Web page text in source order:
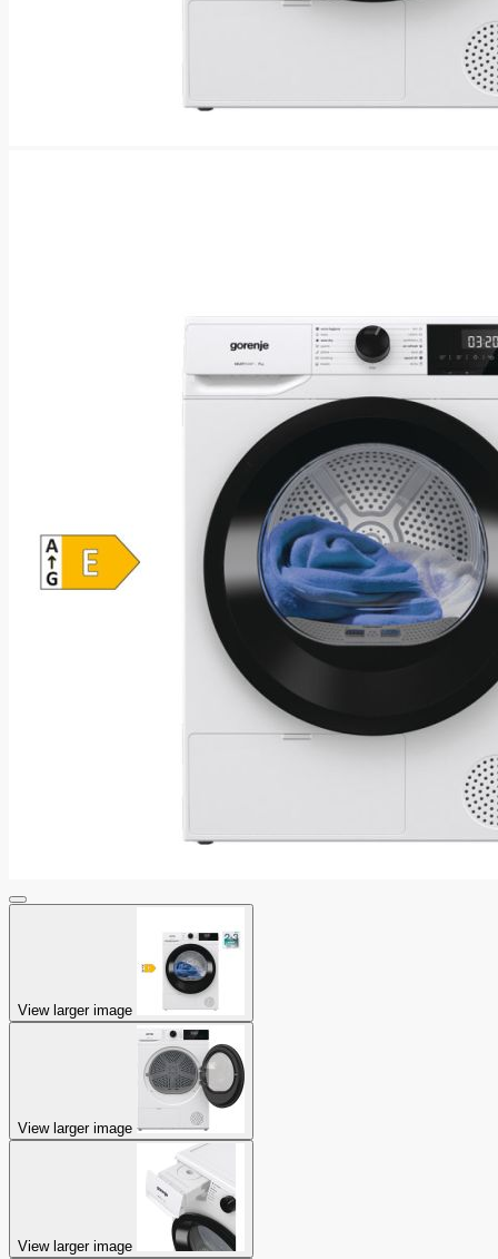
View larger image
View larger image
View larger image